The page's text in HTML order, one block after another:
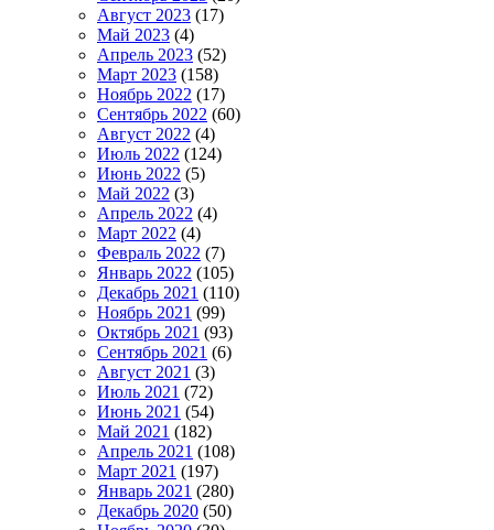
Август 2023 (17)
Май 2023 (4)
Апрель 2023 (52)
Март 2023 (158)
Ноябрь 2022 (17)
Сентябрь 2022 (60)
Август 2022 (4)
Июль 2022 (124)
Июнь 2022 (5)
Май 2022 (3)
Апрель 2022 (4)
Март 2022 (4)
Февраль 2022 (7)
Январь 2022 (105)
Декабрь 2021 (110)
Ноябрь 2021 (99)
Октябрь 2021 (93)
Сентябрь 2021 (6)
Август 2021 (3)
Июль 2021 (72)
Июнь 2021 (54)
Май 2021 (182)
Апрель 2021 (108)
Март 2021 (197)
Январь 2021 (280)
Декабрь 2020 (50)